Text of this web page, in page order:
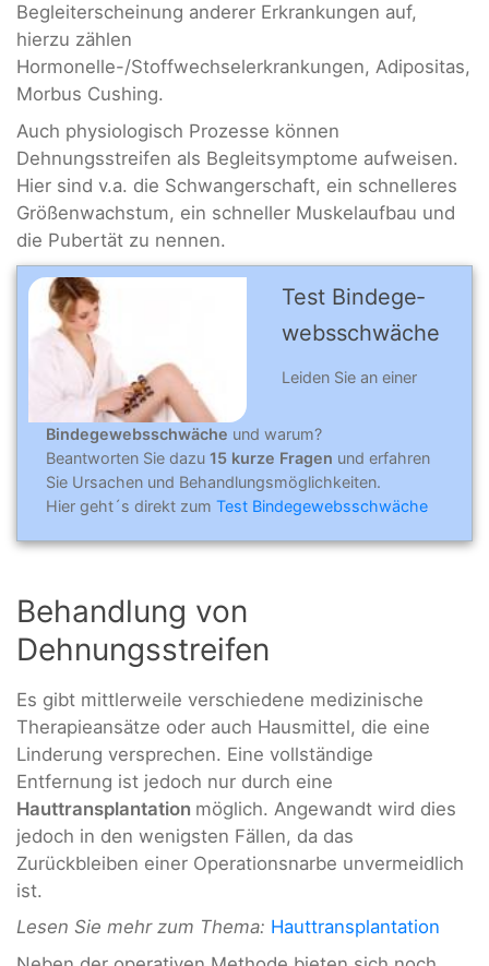
Begleiterscheinung anderer Erkrankungen auf,
hierzu zählen
Hormonelle-/Stoffwechselerkrankungen, Adipositas,
Morbus Cushing.
Auch physiologisch Prozesse können
Dehnungsstreifen als Begleitsymptome aufweisen.
Hier sind v.a. die Schwangerschaft, ein schnelleres
Größenwachstum, ein schneller Muskelaufbau und
die Pubertät zu nennen.
Test Binde­ge­
webs­schwä­che
Leiden Sie an einer
Bindegewebsschwäche und warum?
Beantworten Sie dazu 15 kurze Fragen und erfahren
Sie Ursachen und Behandlungsmöglichkeiten.
Hier geht´s direkt zum Test Bindegewebsschwäche
Behandlung von
Dehnungsstreifen
Es gibt mittlerweile verschiedene medizinische
Therapieansätze oder auch Hausmittel, die eine
Linderung versprechen. Eine vollständige
Entfernung ist jedoch nur durch eine
Hauttransplantation möglich. Angewandt wird dies
jedoch in den wenigsten Fällen, da das
Zurückbleiben einer Operationsnarbe unvermeidlich
ist.
Lesen Sie mehr zum Thema: Hauttransplantation